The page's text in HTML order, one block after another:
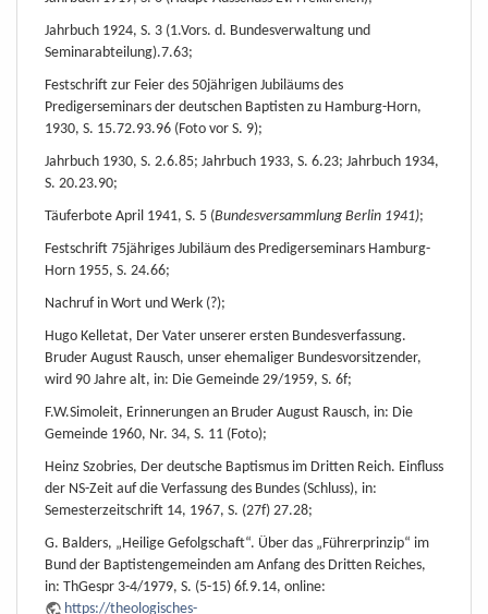
Jahrbuch 1924, S. 3 (1.Vors. d. Bundesverwaltung und
Seminarabteilung).7.63;
Festschrift zur Feier des 50jährigen Jubiläums des
Predigerseminars der deutschen Baptisten zu Hamburg-Horn,
1930, S. 15.72.93.96 (Foto vor S. 9);
Jahrbuch 1930, S. 2.6.85; Jahrbuch 1933, S. 6.23; Jahrbuch 1934,
S. 20.23.90;
Täuferbote April 1941, S. 5 (Bundesversammlung Berlin 1941);
Festschrift 75jähriges Jubiläum des Predigerseminars Hamburg-
Horn 1955, S. 24.66;
Nachruf in Wort und Werk (?);
Hugo Kelletat, Der Vater unserer ersten Bundesverfassung.
Bruder August Rausch, unser ehemaliger Bundesvorsitzender,
wird 90 Jahre alt, in: Die Gemeinde 29/1959, S. 6f;
F.W.Simoleit, Erinnerungen an Bruder August Rausch, in: Die
Gemeinde 1960, Nr. 34, S. 11 (Foto);
Heinz Szobries, Der deutsche Baptismus im Dritten Reich. Einfluss
der NS-Zeit auf die Verfassung des Bundes (Schluss), in:
Semesterzeitschrift 14, 1967, S. (27f) 27.28;
G. Balders, „Heilige Gefolgschaft“. Über das „Führerprinzip“ im
Bund der Baptistengemeinden am Anfang des Dritten Reiches,
in: ThGespr 3-4/1979, S. (5-15) 6f.9.14, online:
https://theologisches-